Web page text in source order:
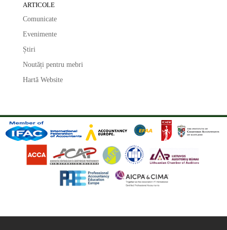
ARTICOLE
Comunicate
Evenimente
Știri
Noutăți pentru mebri
Hartă Website